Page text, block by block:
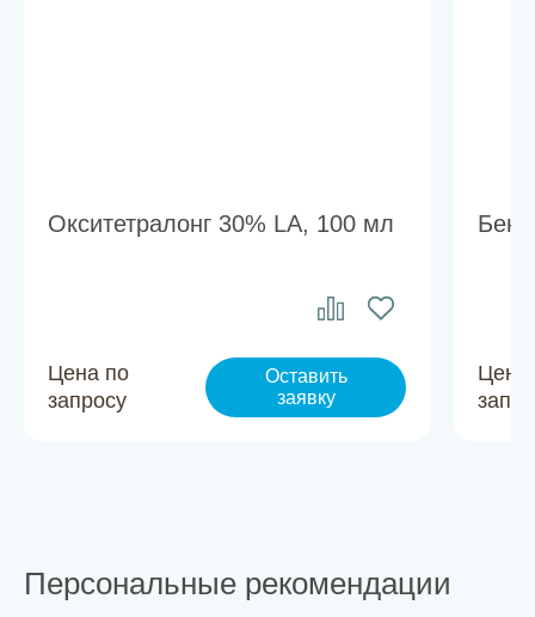
Окситетралонг 30% LA, 100 мл
Цена по
запросу
Оставить
заявку
Цена
Персональные рекомендации